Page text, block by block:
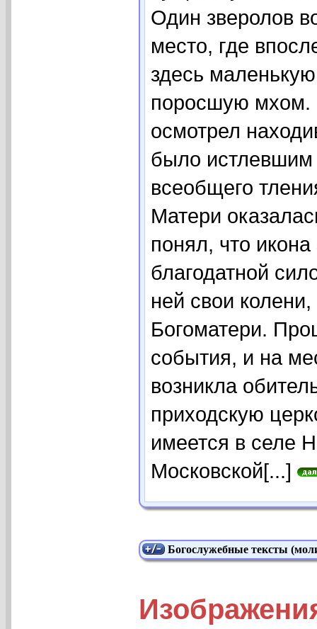
Один зверолов
место, где
здесь
поросшую мхом.
осмотрел
было истлевшим
всеобщего
Матери
понял, что
благодатной
ней свои
Богоматери.
события, и на
возникла
приходскую
имеется в селе
Московской[...]
Богослужебные тексты